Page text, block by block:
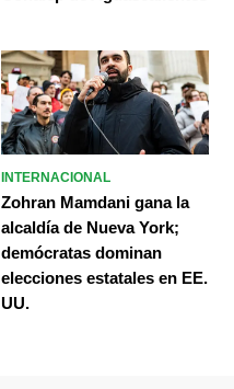
INTERNACIONAL
Zohran Mamdani gana la
alcaldía de Nueva York;
demócratas dominan
elecciones estatales en EE.
UU.